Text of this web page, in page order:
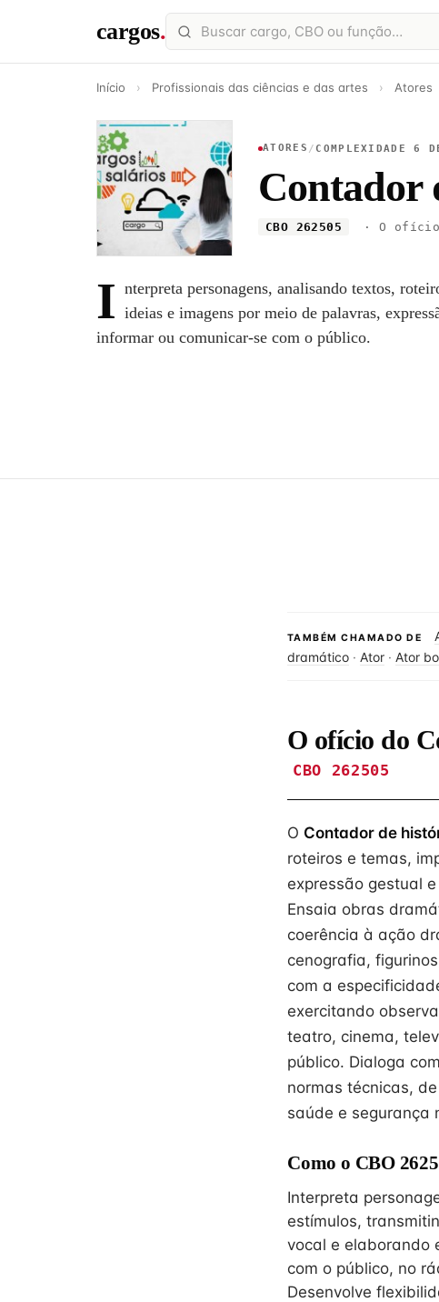
cargos.
Início › Profissionais das ciências e das artes › Atores
ATORES / COMPLEXIDADE 6
Contador
CBO 262505 · O
I nterpreta personagens, analisando textos,
ideias e imagens por meio de palavras,
informar ou comunicar-se com o público.
TAMBÉM CHAMADO DE
dramático · Ator · Ator
O ofício do
CBO 262505
O Contador de
roteiros e temas,
expressão gestual
Ensaia obras
coerência à ação
cenografia,
com a
exercitando
teatro, cinema,
público. Dialoga
normas técnicas,
saúde e segurança
Como o CBO
Interpreta
estímulos,
vocal e elaborando
com o público, no
Desenvolve